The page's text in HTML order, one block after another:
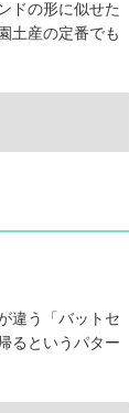
ドの形に似せた
土産の定番でも
違う「バットセ
るというパター